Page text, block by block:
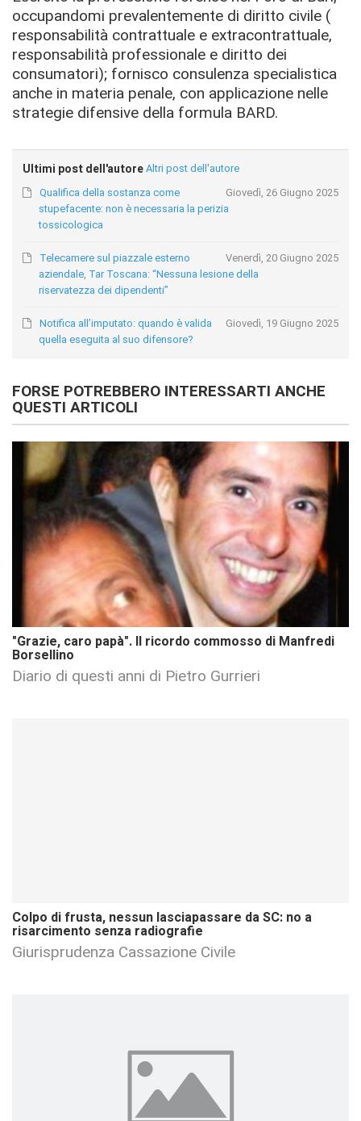
occupandomi prevalentemente di diritto civile (
responsabilità contrattuale e extracontrattuale,
responsabilità professionale e diritto dei
consumatori); fornisco consulenza specialistica
anche in materia penale, con applicazione nelle
strategie difensive della formula BARD.
Ultimi post dell'autore Altri post dell'autore
Giovedì, 26 Giugno 2025
Qualifica della sostanza come
stupefacente: non è necessaria la perizia
tossicologica
Venerdì, 20 Giugno 2025
Telecamere sul piazzale esterno
aziendale, Tar Toscana: “Nessuna lesione della
riservatezza dei dipendenti”
Giovedì, 19 Giugno 2025
Notifica all’imputato: quando è valida
quella eseguita al suo difensore?
FORSE POTREBBERO INTERESSARTI ANCHE
QUESTI ARTICOLI
"Grazie, caro papà". Il ricordo commosso di Manfredi
Borsellino
Diario di questi anni di Pietro Gurrieri
Colpo di frusta, nessun lasciapassare da SC: no a
risarcimento senza radiografie
Giurisprudenza Cassazione Civile